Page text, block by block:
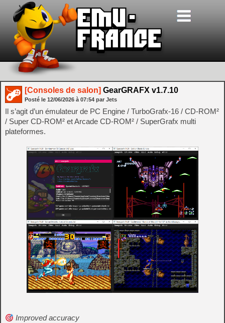
[Consoles de salon] GearGRAFX v1.7.10
Posté le 12/06/2026 à 07:54 par Jets
Il s’agit d’un émulateur de PC Engine / TurboGrafx-16 / CD-ROM²
/ Super CD-ROM² et Arcade CD-ROM² / SuperGrafx multi
plateformes.
Improved accuracy